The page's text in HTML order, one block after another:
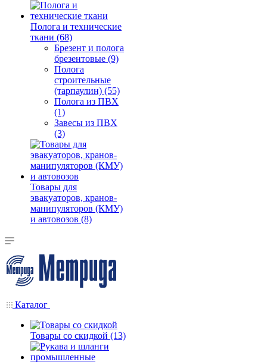
Полога и технические
ткани (68)
Брезент и полога
брезентовые (9)
Полога
строительные
(тарпаулин) (55)
Полога из ПВХ
(1)
Завесы из ПВХ
(3)
Товары для
эвакуаторов, кранов-
манипуляторов (КМУ)
и автовозов (8)
Каталог
Товары со скидкой (13)